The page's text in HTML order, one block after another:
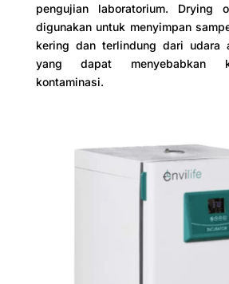
pengujian laboratorium. Drying
digunakan untuk menyimpan
kering dan terlindung dari udara
yang dapat menyebabkan
kontaminasi.